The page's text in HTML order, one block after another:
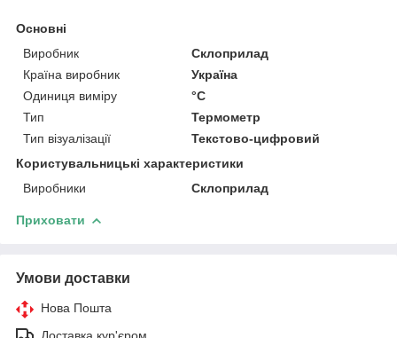
Основні
Виробник
Склоприлад
Країна виробник
Україна
Одиниця виміру
°С
Тип
Термометр
Тип візуалізації
Текстово-цифровий
Користувальницькі характеристики
Виробники
Склоприлад
Приховати
Умови доставки
Нова Пошта
Доставка кур'єром